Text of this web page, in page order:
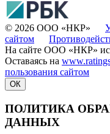
© 2026 ООО «НКР»
сайтом
На сайте ООО «НКР»
Оставаясь на
пользования сайтом
ОК
ПОЛИТИКА
ДАННЫХ